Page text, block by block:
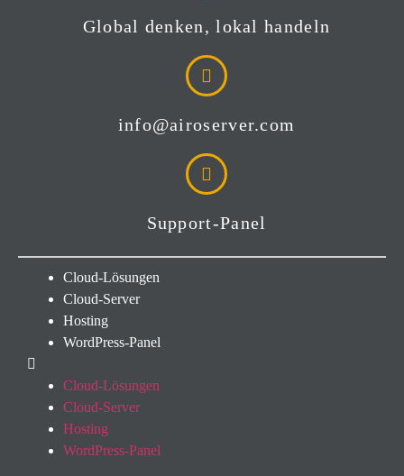
Global denken, lokal handeln
info@airoserver.com
Support-Panel
Cloud-Lösungen
Cloud-Server
Hosting
WordPress-Panel
Cloud-Lösungen
Cloud-Server
Hosting
WordPress-Panel